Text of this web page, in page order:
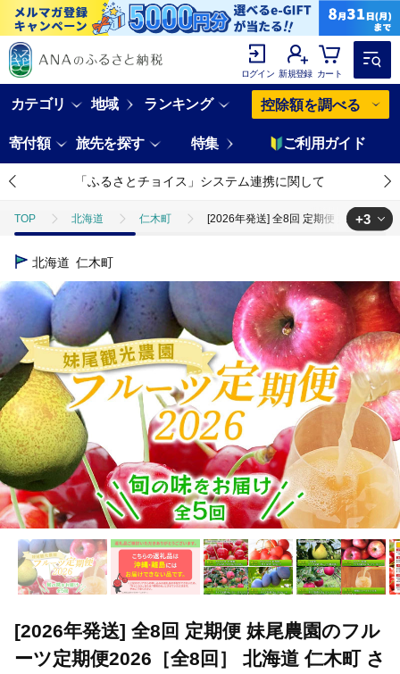
ログイン 新規登録 カート
カテゴリ 地域 ランキング 控除額を調べる
寄付額 旅先を探す 特集 ご利用ガイド
「ふるさとチョイス」システム連携に関して
TOP 北海道 仁木町 [2026年発送] 全8回 定期便 妹尾農園の
TOP
TOP フルーツ 梨 [2026年発送] 全8回 定期便 妹尾農園の
TOP フルーツ さくらんぼ [2026年発送] 全8回 定期便 妹尾
+3
北海道 仁木町
[2026年発送] 全8回 定期便 妹尾農園のフル
ーツ定期便2026［全8回］ 北海道 仁木町 さ